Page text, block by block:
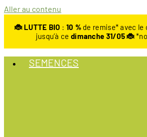
Aller au contenu
🐞 LUTTE BIO : 10 %de remise* avec le
jusqu’à ce dimanche 31/05 🐞
SEMENCES